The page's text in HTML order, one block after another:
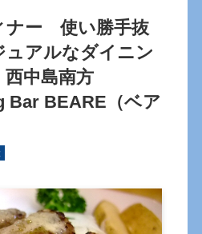
ナー 使い勝手抜
ュアルなダイニン
中島南方
Bar BEARE（ベア